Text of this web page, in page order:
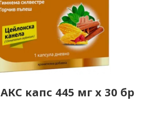
капс 445 мг х 30 бр